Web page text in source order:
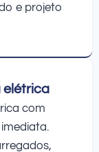
e projeto
elétrica
com